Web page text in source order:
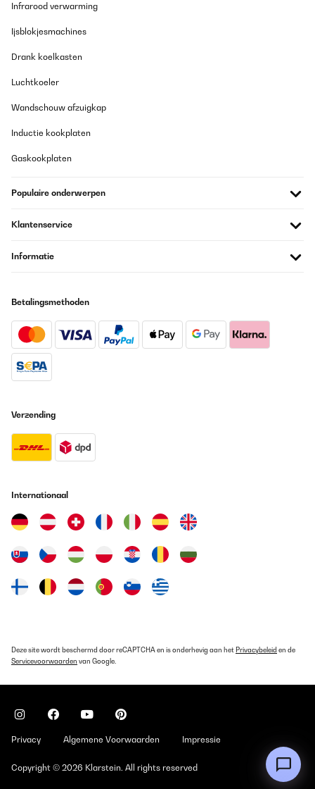
Infrarood verwarming
Ijsblokjesmachines
Drank koelkasten
Luchtkoeler
Wandschouw afzuigkap
Inductie kookplaten
Gaskookplaten
Populaire onderwerpen
Klantenservice
Informatie
Betalingsmethoden
Verzending
Internationaal
Deze site wordt beschermd door reCAPTCHA en is onderhevig aan het Privacybeleid en de
Servicevoorwaarden van Google.
Privacy Algemene Voorwaarden Impressie
Copyright © 2026 Klarstein. All rights reserved